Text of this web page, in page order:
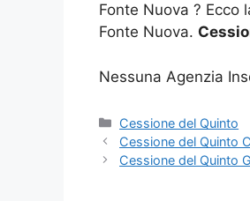
Fonte Nuova ?
Fonte Nuova.
Nessuna Agenzia
Categorie
Cessione del Quinto
Cessione del Quinto
Cessione del Quinto